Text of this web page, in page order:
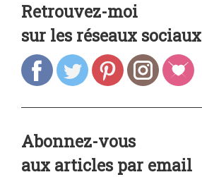
Retrouvez-moi
sur les réseaux sociaux
Abonnez-vous
aux articles par email